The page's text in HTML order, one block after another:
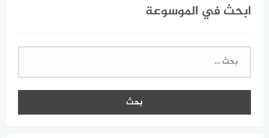
ابحث في الموسوعة
البحث